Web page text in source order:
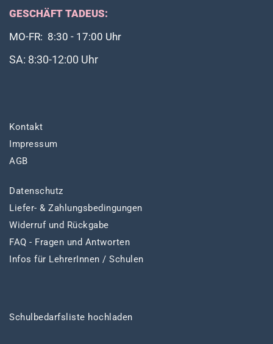
GESCHÄFT TADEUS:
MO-FR: 8:30 - 17:00 Uhr
SA: 8:30-12:00 Uhr
Kontakt
Impressum
AGB
Datenschutz
Liefer- & Zahlungsbedingungen
Widerruf und Rückgabe
FAQ - Fragen und Antworten
Infos für LehrerInnen / Schulen
Schulbedarfsliste hochladen